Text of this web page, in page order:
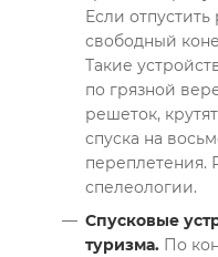
Если
свободный
Такие
по грязной
решеток,
спуска на
переплетения.
спелеологии.
Спусковые
туризма. По